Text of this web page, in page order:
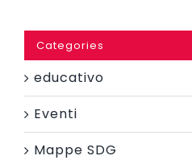
Categories
educativo
Eventi
Mappe SDG